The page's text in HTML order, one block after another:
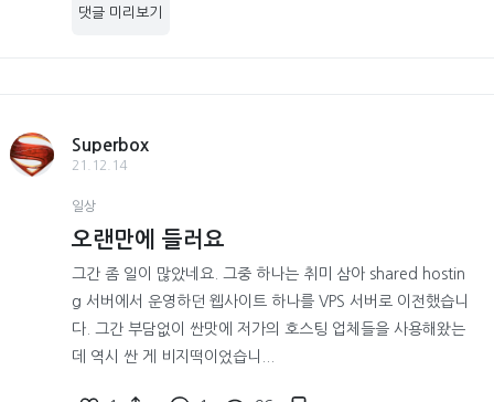
댓글 미리보기
Superbox
21.12.14
일상
오랜만에 들러요
그간 좀 일이 많았네요. 그중 하나는 취미 삼아 shared hostin
g 서버에서 운영하던 웹사이트 하나를 VPS 서버로 이전했습니
다. 그간 부담없이 싼맛에 저가의 호스팅 업체들을 사용해왔는
데 역시 싼 게 비지떡이었습니...